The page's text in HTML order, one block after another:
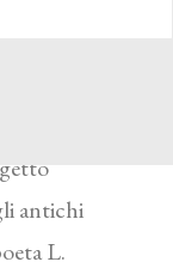
antichi
L.